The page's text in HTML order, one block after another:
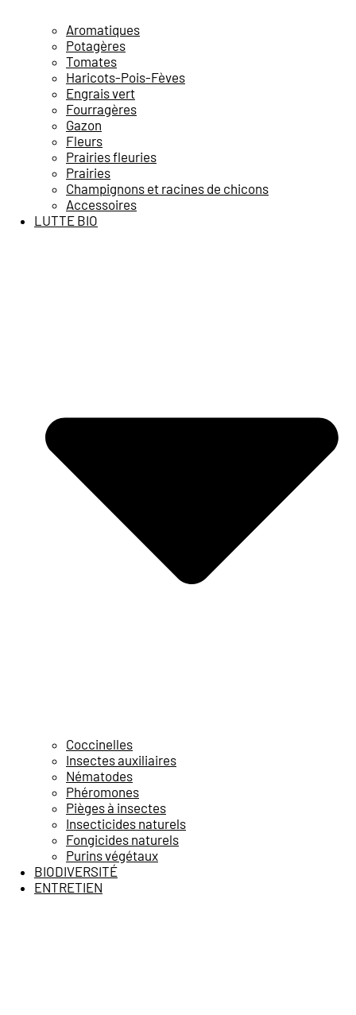
Aromatiques
Potagères
Tomates
Haricots-Pois-Fèves
Engrais vert
Fourragères
Gazon
Fleurs
Prairies fleuries
Prairies
Champignons et racines de chicons
Accessoires
LUTTE BIO
Coccinelles
Insectes auxiliaires
Nématodes
Phéromones
Pièges à insectes
Insecticides naturels
Fongicides naturels
Purins végétaux
BIODIVERSITÉ
ENTRETIEN